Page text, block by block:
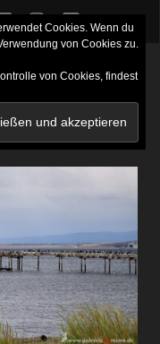
facebookinstagram
youtube
Cookies. Wenn du
von Cookies zu.
von Cookies, findest